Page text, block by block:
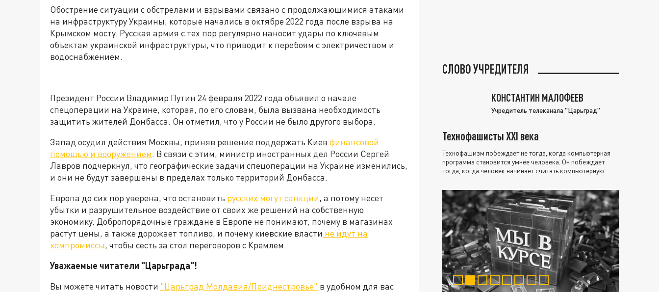
Обострение ситуации с обстрелами и взрывами связано с продолжающимися атаками
на инфраструктуру Украины, которые начались в октябре 2022 года после взрыва на
Крымском мосту. Русская армия с тех пор регулярно наносит удары по ключевым
объектам украинской инфраструктуры, что приводит к перебоям с электричеством и
водоснабжением.
Президент России Владимир Путин 24 февраля 2022 года объявил о начале
спецоперации на Украине, которая, по его словам, была вызвана необходимость
защитить жителей Донбасса. Он отметил, что у России не было другого выбора.
Запад осудил действия Москвы, приняв решение поддержать Киев финансовой
помощью и вооружением. В связи с этим, министр иностранных дел России Сергей
Лавров подчеркнул, что географические задачи спецоперации на Украине изменились,
и они не будут завершены в пределах только территорий Донбасса.
Европа до сих пор уверена, что остановить русских могут санкции, а потому несет
убытки и разрушительное воздействие от своих же решений на собственную
экономику. Добропорядочные граждане в Европе не понимают, почему в магазинах
растут цены, а также дорожает топливо, и почему киевские власти не идут на
компромиссы, чтобы сесть за стол переговоров с Кремлем.
Уважаемые читатели "Царьграда"!
Вы можете читать новости "Царьград Молдавия/Приднестровье" в удобном для вас
СЛОВО УЧРЕДИТЕЛЯ
КОНСТАНТИН МАЛОФЕЕВ
Учредитель телеканала "Царьград"
Технофашисты XXI века
Технофашизм побеждает не тогда, когда компьютерная
программа становится умнее человека. Он побеждает
тогда, когда человек начинает считать компьютерную